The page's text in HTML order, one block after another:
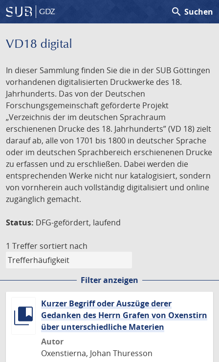
GDZ search Suchen
VD18 digital
In dieser Sammlung finden Sie die in der SUB Göttingen
vorhandenen digitalisierten Druckwerke des 18.
Jahrhunderts. Das von der Deutschen
Forschungsgemeinschaft geförderte Projekt
„Verzeichnis der im deutschen Sprachraum
erschienenen Drucke des 18. Jahrhunderts” (VD 18) zielt
darauf ab, alle von 1701 bis 1800 in deutscher Sprache
oder im deutschen Sprachbereich erschienenen Drucke
zu erfassen und zu erschließen. Dabei werden die
entsprechenden Werke nicht nur katalogisiert, sondern
von vornherein auch vollständig digitalisiert und online
zugänglich gemacht.
Status: DFG-gefördert, laufend
1 Treffer sortiert nach
Filter anzeigen
Kurzer Begriff oder Auszüge derer
Gedanken des Herrn Grafen von Oxenstirn
über unterschiedliche Materien
Autor
Oxenstierna, Johan Thuresson